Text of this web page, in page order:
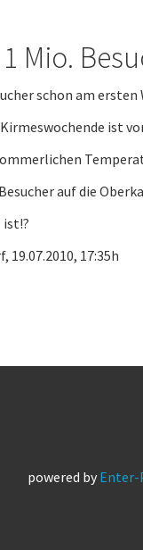
Mio.
schon am ersten
ist
auf die
19.07.2010, 17:35h
powered by Enter-